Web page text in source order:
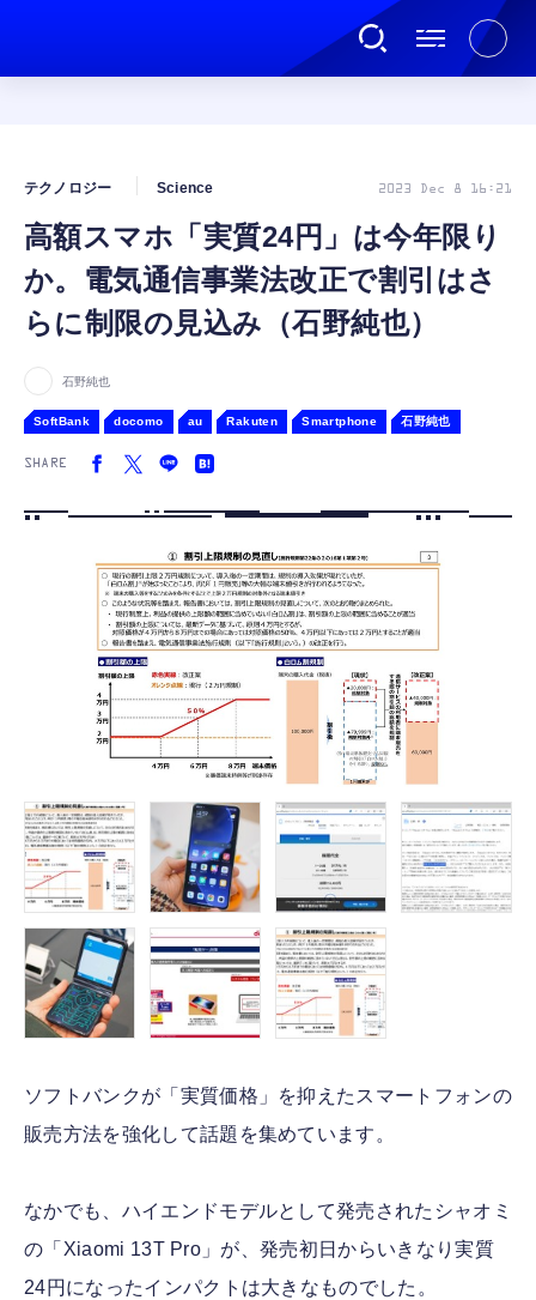
AI
ガジェット
カルチャー
FOLLOW US
高額スマホ「実質24円」は今年限り
か。電気通信事業法改正で割引はさ
らに制限の見込み（石野純也）
テクノロジー Science 2023 Dec 8 16:21
石野純也
SoftBank docomo au Rakuten Smartphone 石野純也
SHARE
ソフトバンクが「実質価格」を抑えたスマートフォンの
販売方法を強化して話題を集めています。
なかでも、ハイエンドモデルとして発売されたシャオミ
の「Xiaomi 13T Pro」が、発売初日からいきなり実質
24円になったインパクトは大きなものでした。